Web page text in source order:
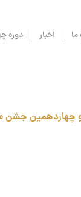
ما اخبار دوره
و چهاردهمین